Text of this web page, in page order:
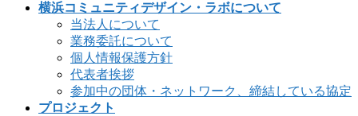
横浜コミュニティデザイン・ラボについて
当法人について
業務委託について
個人情報保護方針
代表者挨拶
参加中の団体・ネットワーク、締結している協定
プロジェクト